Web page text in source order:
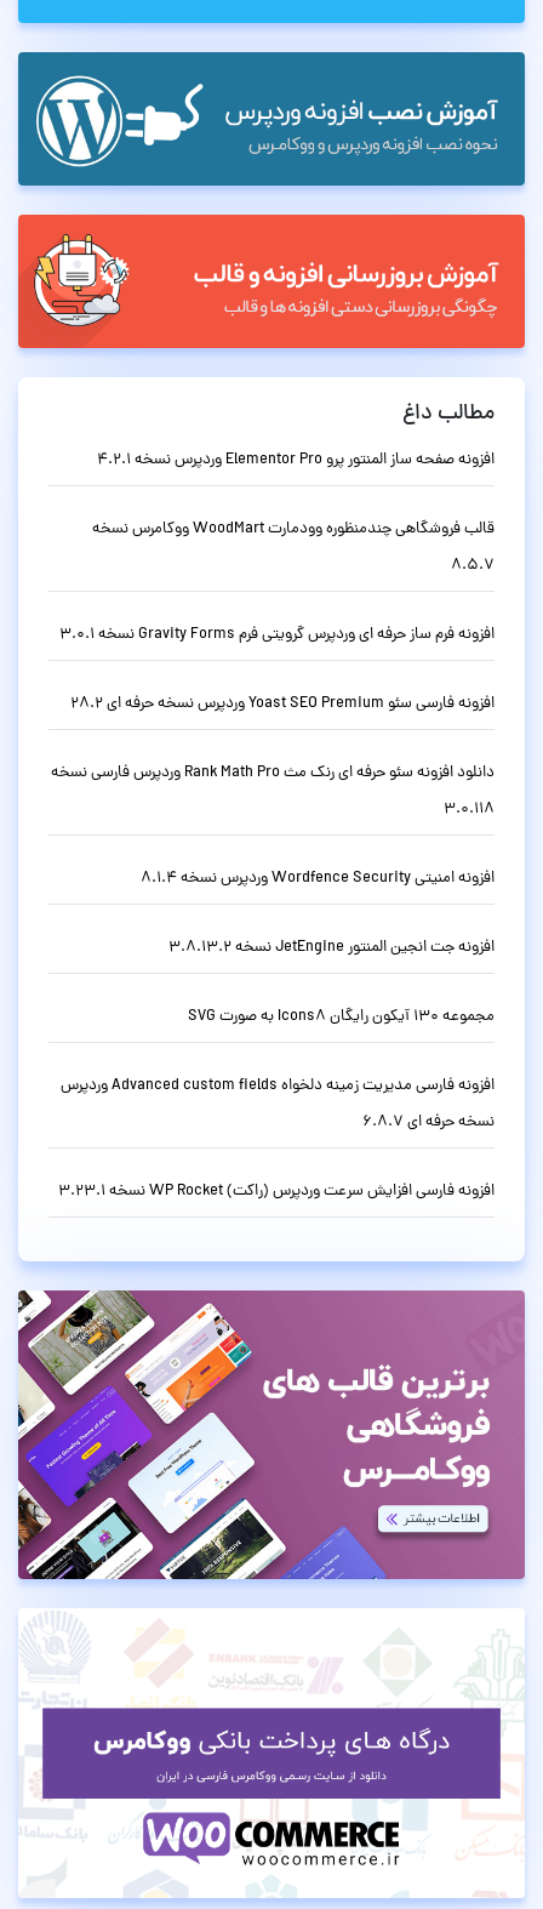
مطالب داغ
افزونه صفحه ساز المنتور پرو Elementor Pro وردپرس نسخه 4.2.1
قالب فروشگاهی چندمنظوره وودمارت WoodMart ووکامرس نسخه
8.5.7
افزونه فرم ساز حرفه ای وردپرس گرویتی فرم Gravity Forms نسخه 3.0.1
افزونه فارسی سئو Yoast SEO Premium وردپرس نسخه حرفه ای 28.2
دانلود افزونه سئو حرفه ای رنک مث Rank Math Pro وردپرس فارسی نسخه
3.0.118
افزونه امنیتی Wordfence Security وردپرس نسخه 8.1.4
افزونه جت انجین المنتور JetEngine نسخه 3.8.13.2
مجموعه 130 آیکون رایگان Icons8 به صورت SVG
افزونه فارسی مدیریت زمینه دلخواه Advanced custom fields وردپرس
نسخه حرفه ای 6.8.7
افزونه فارسی افزایش سرعت وردپرس (راکت) WP Rocket نسخه 3.23.1